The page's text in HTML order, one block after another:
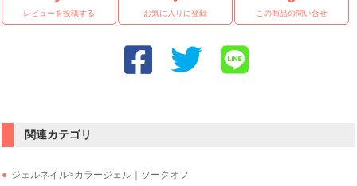
レビューを投稿する お気に入りに登録 この商品の問い合せ
関連カテゴリ
ジェルネイル>カラージェル｜ソークオフ